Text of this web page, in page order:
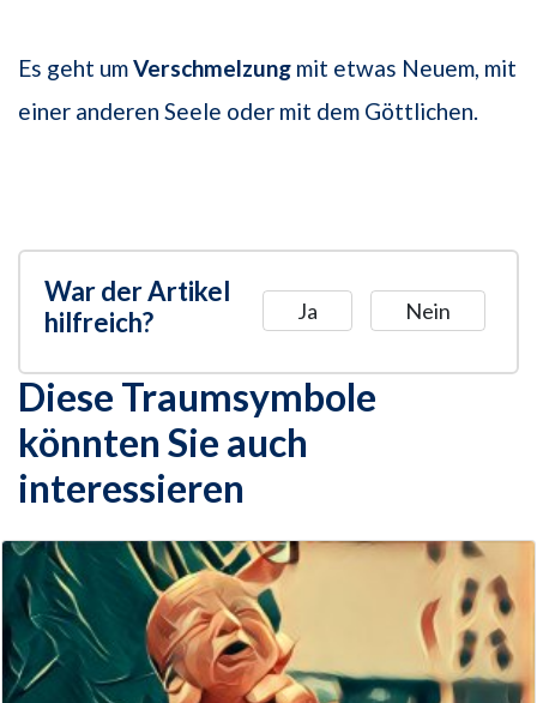
Es geht umVerschmelzung mit etwas Neuem, mit
einer anderen Seele oder mit dem Göttlichen.
War der Artikel
hilfreich?
Ja Nein
Diese Traumsymbole
könnten Sie auch
interessieren